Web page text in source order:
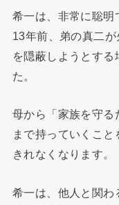
希一は、非常に聡明
13年前、弟の真二
を隠蔽しようとす
た。
母から「家族を守る
まで持っていくこと
きれなくなります。
希一は、他人と関わ